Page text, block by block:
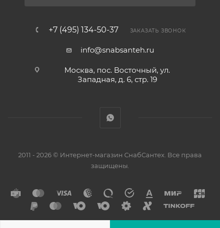
+7 (495) 134-50-37 ЗАКАЗАТЬ ЗВОНОК
info@snabsanteh.ru
Москва, пос. Восточный, ул.
Западная, д. 6, стр. 19
2011 - 2026 © Интернет-магазин СнабСантех. Все права
защищены.